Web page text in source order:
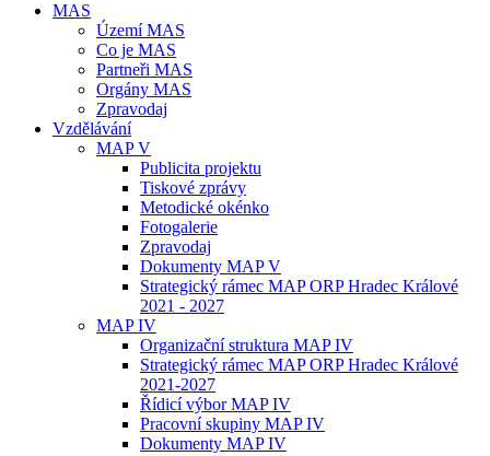
MAS
Území MAS
Co je MAS
Partneři MAS
Orgány MAS
Zpravodaj
Vzdělávání
MAP V
Publicita projektu
Tiskové zprávy
Metodické okénko
Fotogalerie
Zpravodaj
Dokumenty MAP V
Strategický rámec MAP ORP Hradec Králové
2021 - 2027
MAP IV
Organizační struktura MAP IV
Strategický rámec MAP ORP Hradec Králové
2021-2027
Řídicí výbor MAP IV
Pracovní skupiny MAP IV
Dokumenty MAP IV